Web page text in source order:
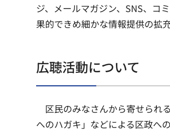
ジ、メールマガジン、SNS、コ
果的できめ細かな情報提供の拡
広聴活動について
区民のみなさんから寄せられ
へのハガキ」などによる区政へ